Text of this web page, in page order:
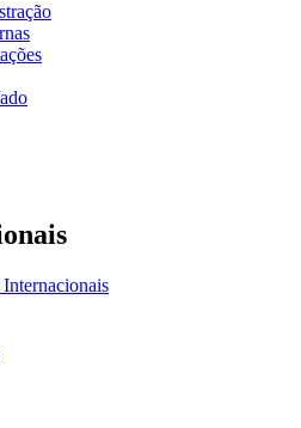
Internacionais